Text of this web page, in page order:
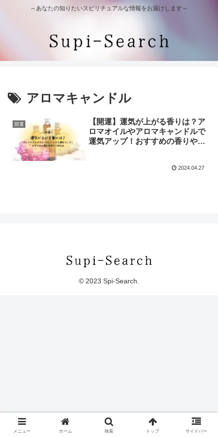
～あなたの知りたいスピリチュアルな情報をお届けします～
アロマキャンドル
開運
【開運】運気が上がる香りは？ア
ロマオイルやアロマキャンドルで
運気アップ！おすすめの香りや色
2024.04.27
© 2023 Spi-Search.
メニュー ホーム 検索 トップ サイドバー